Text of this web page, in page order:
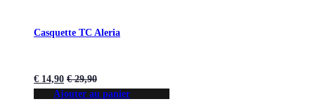
Casquette TC Aleria
€ 14,90 €29,90
Ajouter au panier